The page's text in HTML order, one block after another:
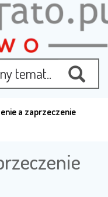
a zaprzeczenie